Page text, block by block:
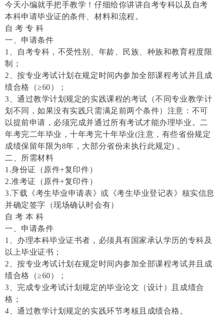
今天小编就手把手教学！仔细给你讲讲自考专科以及自考
本科申请毕业证的条件、材料和流程。
自 考 专 科
一、申请条件
1、自考专科，不受性别、年龄、民族、种族和教育程度限
制；
2、按专业考试计划在规定时间内参加全部课程考试并且成
绩合格（≥60）；
3、通过教学计划规定的实践课程的考试（不同专业教学计
划不同，如果没有实践只需满足前两个条件）注意：不可
以提前申请，必须完成并通过所有考试才能办理毕业。二
年考完二年毕业，十年考完十年毕业(注意，有些省份规定
成绩保留年限为8年，大部分省份未执行此规定) 。
二、所需材料
1.身份证（原件+复印件）
2.准考证（原件+复印件）
3.下载《考生毕业申请表》或《考生毕业登记表》核实信息
并确定签字（现场确认时会有）
自 考 本 科
一、申请条件
1、办理本科毕业证书者，必须具有国家承认学历的专科及
以上毕业证书；
2、按专业考试计划在规定时间内参加全部课程考试并且成
绩合格（≥60）；
3、完成专业考试计划规定的毕业论文（设计）且成绩合
格；
4、通过教学计划规定的实践环节考核且成绩合格。